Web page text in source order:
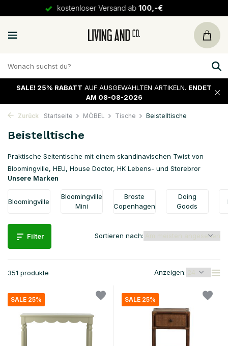
30 TageRückgaberecht
SALE! 25% RABATT AUF AUSGEWÄHLTEN ARTIKELN. ENDET
AM 08-08-2026
Zurück Startseite MÖBEL Tische Beistelltische
Beistelltische
Praktische Seitentische mit einem skandinavischen Twist von
Bloomingville, HEU, House Doctor, HK Lebens- und Storebror
Unsere Marken
Bloomingville
Bloomingville
Mini
Broste
Copenhagen
Doing
Goods
Filter
351 produkte Anzeigen:
Sortieren nach:
SALE 25% SALE 25%